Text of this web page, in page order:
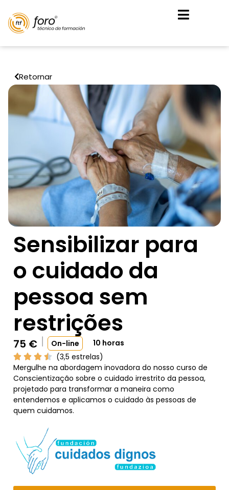
Retornar
Sensibilizar para
o cuidado da
pessoa sem
restrições
75 € On-line
10 horas
(3,5 estrelas)
Mergulhe na abordagem inovadora do nosso curso de
Conscientização sobre o cuidado irrestrito da pessoa,
projetado para transformar a maneira como
entendemos e aplicamos o cuidado às pessoas de
quem cuidamos.